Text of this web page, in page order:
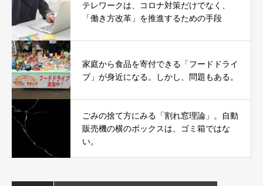
テレワークは、コロナ対策だけでなく、
「働き方改革」を推進するための手段
家庭から食品を寄付できる「フードドライ
ブ」が身近になる。しかし、問題もある。
ごみの捨て方にみる「割れ窓理論」。自動
販売機の横のボックスは、ゴミ箱ではな
い。